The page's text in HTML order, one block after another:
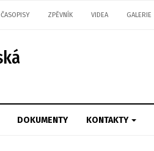
ČASOPISY ZPĚVNÍK VIDEA GALERIE
DOKUMENTY KONTAKTY